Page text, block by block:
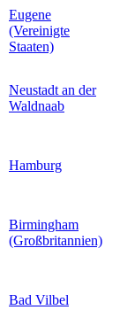
Eugene
(Vereinigte
Staaten)
Neustadt an der
Waldnaab
Hamburg
Birmingham
(Großbritannien)
Bad Vilbel